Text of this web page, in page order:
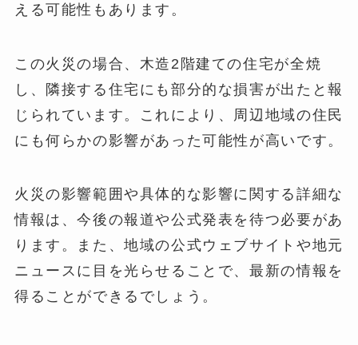
える可能性もあります。
この火災の場合、木造2階建ての住宅が全焼
し、隣接する住宅にも部分的な損害が出たと報
じられています。これにより、周辺地域の住民
にも何らかの影響があった可能性が高いです。
火災の影響範囲や具体的な影響に関する詳細な
情報は、今後の報道や公式発表を待つ必要があ
ります。また、地域の公式ウェブサイトや地元
ニュースに目を光らせることで、最新の情報を
得ることができるでしょう。